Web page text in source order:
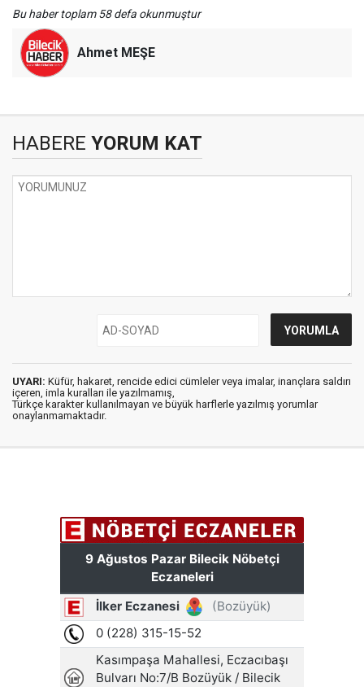
Bu haber toplam 58 defa okunmuştur
Ahmet MEŞE
HABERE YORUM KAT
UYARI: Küfür, hakaret, rencide edici cümleler veya imalar, inançlara saldırı
içeren, imla kuralları ile yazılmamış,
Türkçe karakter kullanılmayan ve büyük harflerle yazılmış yorumlar
onaylanmamaktadır.